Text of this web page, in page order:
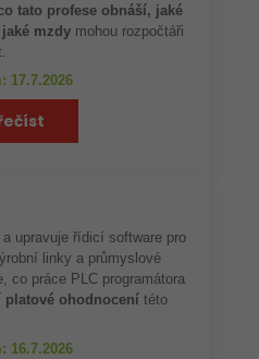
tato profese obnáší, jaké
mzdy mohou rozpočtáři
17.7.2026
upravuje řídicí software pro
linky a průmyslové
co práce PLC programátora
platové ohodnocení této
16.7.2026